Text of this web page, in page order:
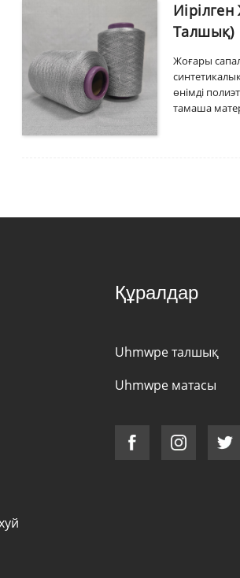
Талшық)
Жоғары
өнімді
тамаша
сіңіреді,
полиэтилен
Құралдар
Uhmwpe талшық
Uhmwpe матасы